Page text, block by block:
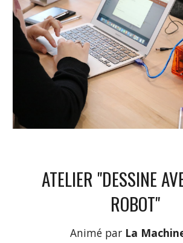
ATELIER "DESSINE
ROBOT"
Animé par La